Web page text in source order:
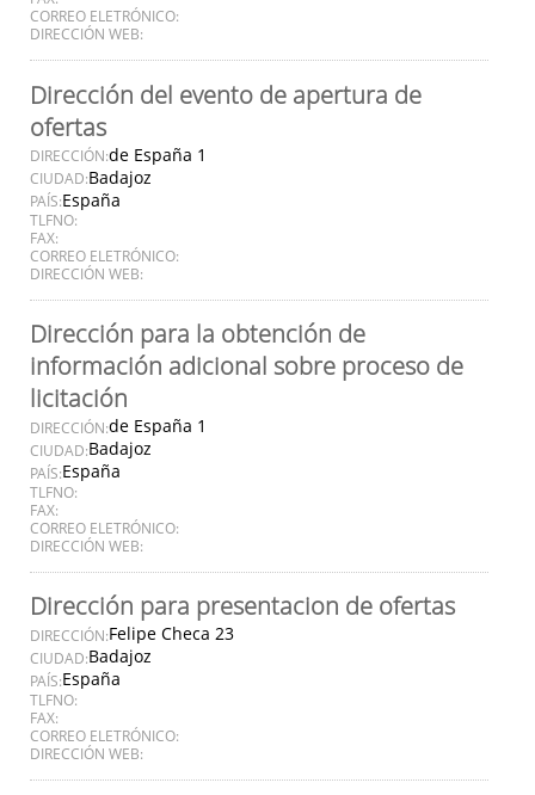
CORREO ELETRÓNICO:
DIRECCIÓN WEB:
Dirección del evento de apertura de
ofertas
DIRECCIÓN:de España 1
CIUDAD:Badajoz
PAÍS:España
TLFNO:
FAX:
CORREO ELETRÓNICO:
DIRECCIÓN WEB:
Dirección para la obtención de
información adicional sobre proceso de
licitación
DIRECCIÓN:de España 1
CIUDAD:Badajoz
PAÍS:España
TLFNO:
FAX:
CORREO ELETRÓNICO:
DIRECCIÓN WEB:
Dirección para presentacion de ofertas
DIRECCIÓN:Felipe Checa 23
CIUDAD:Badajoz
PAÍS:España
TLFNO:
FAX:
CORREO ELETRÓNICO:
DIRECCIÓN WEB: